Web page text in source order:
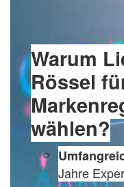
Warum
Rössel
wählen?
Jahre